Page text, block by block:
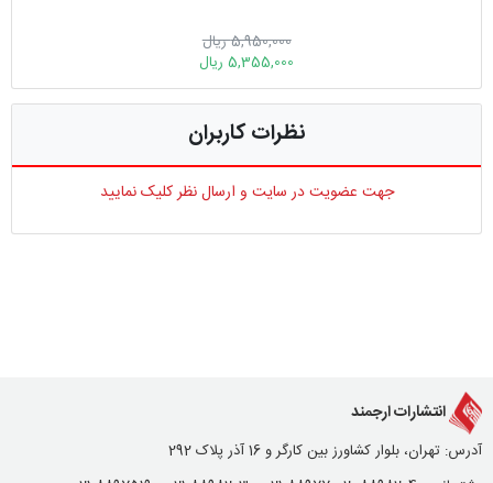
5,950,000 ریال
5,355,000 ریال
نظرات کاربران
جهت عضویت در سایت و ارسال نظر کلیک نمایید
انتشارات ارجمند
آدرس: تهران، بلوار کشاورز بین کارگر و 16 آذر پلاک 292